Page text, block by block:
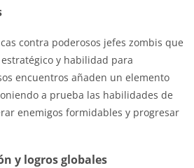
contra poderosos jefes zombis que
y habilidad para
encuentros añaden un elemento
a prueba las habilidades de
enemigos formidables y progresar
y logros globales